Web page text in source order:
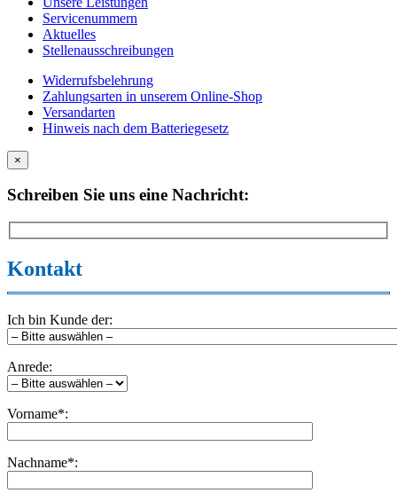
Servicenummern
Aktuelles
Stellenausschreibungen
Widerrufsbelehrung
Zahlungsarten in unserem Online-Shop
Versandarten
Hinweis nach dem Batteriegesetz
×
Schreiben Sie uns eine Nachricht:
Kontakt
Ich bin Kunde der:
Anrede:
Vorname*:
Nachname*: